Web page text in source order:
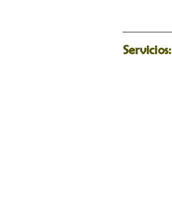
Servicios: